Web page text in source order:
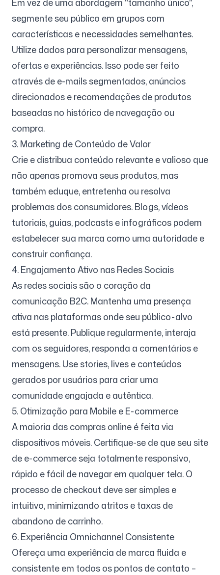
segmente seu público em grupos com
características e necessidades semelhantes.
Utilize dados para personalizar mensagens,
ofertas e experiências. Isso pode ser feito
através de e-mails segmentados, anúncios
direcionados e recomendações de produtos
baseadas no histórico de navegação ou
compra.
3. Marketing de Conteúdo de Valor
Crie e distribua conteúdo relevante e valioso que
não apenas promova seus produtos, mas
também eduque, entretenha ou resolva
problemas dos consumidores. Blogs, vídeos
tutoriais, guias, podcasts e infográficos podem
estabelecer sua marca como uma autoridade e
construir confiança.
4. Engajamento Ativo nas Redes Sociais
As redes sociais são o coração da
comunicação B2C. Mantenha uma presença
ativa nas plataformas onde seu público-alvo
está presente. Publique regularmente, interaja
com os seguidores, responda a comentários e
mensagens. Use stories, lives e conteúdos
gerados por usuários para criar uma
comunidade engajada e autêntica.
5. Otimização para Mobile e E-commerce
A maioria das compras online é feita via
dispositivos móveis. Certifique-se de que seu site
de e-commerce seja totalmente responsivo,
rápido e fácil de navegar em qualquer tela. O
processo de checkout deve ser simples e
intuitivo, minimizando atritos e taxas de
abandono de carrinho.
6. Experiência Omnichannel Consistente
Ofereça uma experiência de marca fluida e
consistente em todos os pontos de contato –